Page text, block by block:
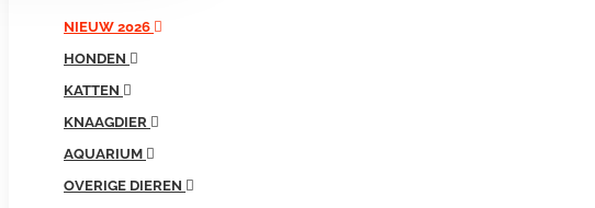
NIEUW 2026
HONDEN
KATTEN
KNAAGDIER
AQUARIUM
OVERIGE DIEREN